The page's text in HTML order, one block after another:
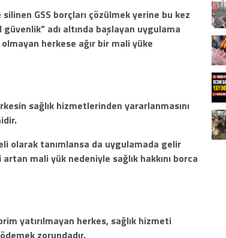
GSS borçları çözülmek yerine bu kez
güvenlik” adı altında başlayan uygulama
herkese ağır bir mali yüke
sağlık hizmetlerinden yararlanmasını
olarak tanımlansa da uygulamada gelir
mali yük nedeniyle sağlık hakkını borca
yatırılmayan herkes, sağlık hizmeti
zorundadır.